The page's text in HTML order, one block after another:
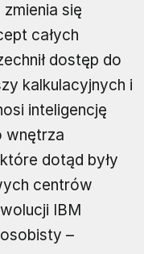
się
całych
dostęp do
kalkulacyjnych i
inteligencję
wnętrza
dotąd były
centrów
IBM
–